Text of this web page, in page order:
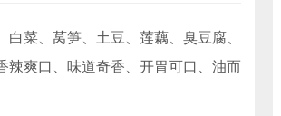
菜、莴笋、土豆、莲藕、臭豆腐、
辣爽口、味道奇香、开胃可口、油而